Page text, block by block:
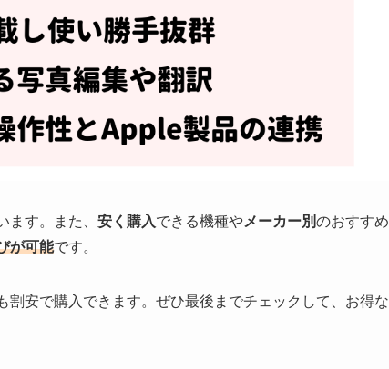
ます。また、 安く購入できる機種やメーカー別のおすすめ
が可能です。
安で購入できます。ぜひ最後までチェックして、お得な